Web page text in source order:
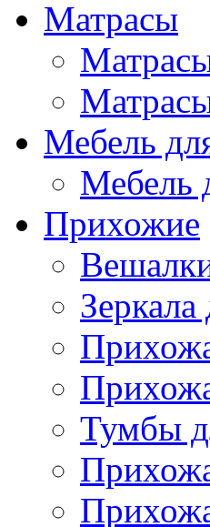
Матрасы
Мебель
Мебель
Прихожие
Тумбы